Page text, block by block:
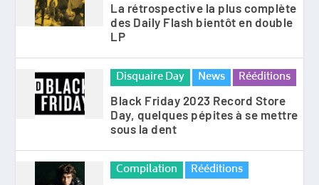
La rétrospective la plus complète
des Daily Flash bientôt en double
LP
Disquaire Day News Rééditions
Black Friday 2023 Record Store
Day, quelques pépites à se mettre
sous la dent
Compilation Rééditions